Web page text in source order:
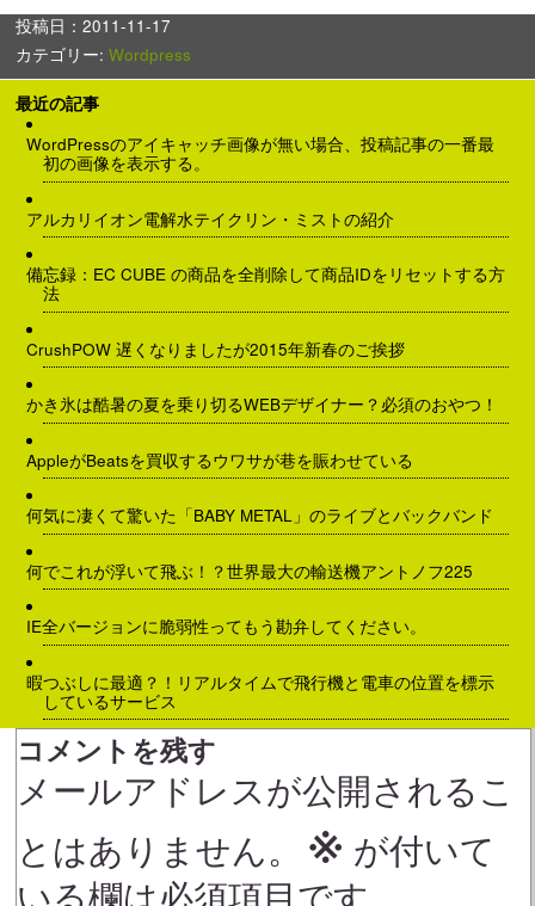
投稿日：2011-11-17
カテゴリー:Wordpress
最近の記事
WordPressのアイキャッチ画像が無い場合、投稿記事の一番最
初の画像を表示する。
アルカリイオン電解水テイクリン・ミストの紹介
備忘録：EC CUBE の商品を全削除して商品IDをリセットする方
法
CrushPOW 遅くなりましたが2015年新春のご挨拶
かき氷は酷暑の夏を乗り切るWEBデザイナー？必須のおやつ！
AppleがBeatsを買収するウワサが巷を賑わせている
何気に凄くて驚いた「BABY METAL」のライブとバックバンド
何でこれが浮いて飛ぶ！？世界最大の輸送機アントノフ225
IE全バージョンに脆弱性ってもう勘弁してください。
暇つぶしに最適？！リアルタイムで飛行機と電車の位置を標示
しているサービス
コメントを残す
メールアドレスが公開されるこ
とはありません。 ※ が付いて
いる欄は必須項目です